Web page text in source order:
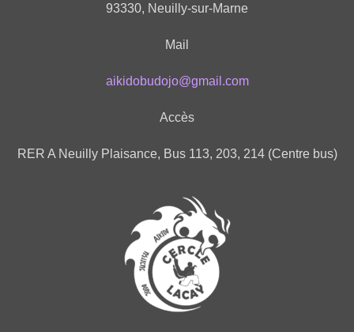
93330, Neuilly-sur-Marne
Mail
aikidobudojo@gmail.com
Accès
RER A Neuilly Plaisance, Bus 113, 203, 214 (Centre bus)